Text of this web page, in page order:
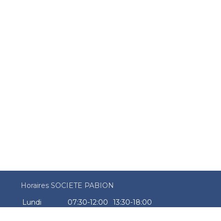
Horaires SOCIETE PABION
Lundi
07:30-12:00
13:30-18:00